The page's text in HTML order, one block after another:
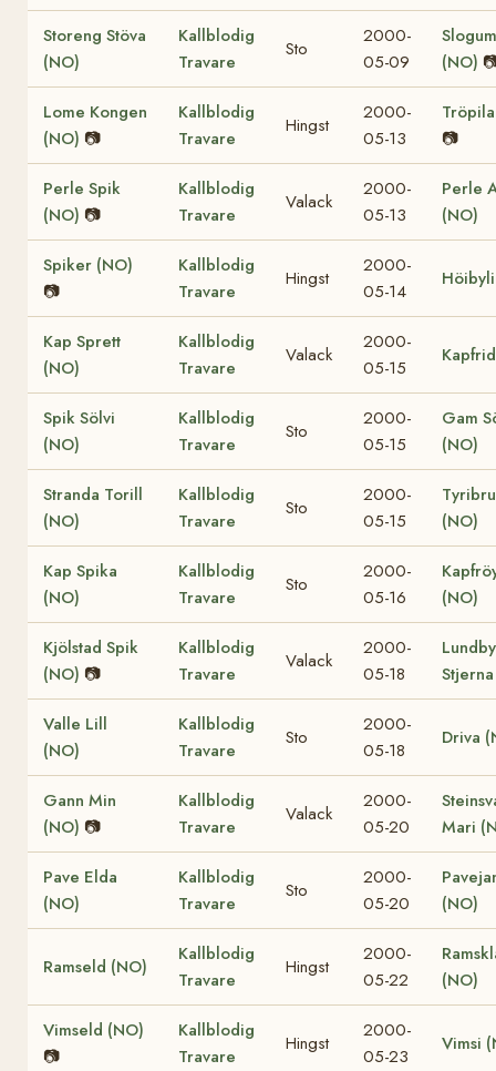
Storeng Stöva
(NO)
Kallblodig
Travare
Sto
2000-
05-09
(NO)
Lome Kongen
(NO) 📷
Kallblodig
Travare
Hingst
2000-
05-13
📷
Perle Spik
(NO) 📷
Kallblodig
Travare
Valack
2000-
05-13
Perle
(NO)
Spiker (NO)
📷
Kallblodig
Travare
Hingst
2000-
05-14
Kap Sprett
(NO)
Kallblodig
Travare
Valack
2000-
05-15
Spik Sölvi
(NO)
Kallblodig
Travare
Sto
2000-
05-15
Gam
(NO)
Stranda Torill
(NO)
Kallblodig
Travare
Sto
2000-
05-15
(NO)
Kap Spika
(NO)
Kallblodig
Travare
Sto
2000-
05-16
(NO)
Kjölstad Spik
(NO) 📷
Kallblodig
Travare
Valack
2000-
05-18
Lundby
Valle Lill
(NO)
Kallblodig
Travare
Sto
2000-
05-18
Driva
Gann Min
(NO) 📷
Kallblodig
Travare
Valack
2000-
05-20
Mari
Pave Elda
(NO)
Kallblodig
Travare
Sto
2000-
05-20
(NO)
Ramseld (NO)
Kallblodig
Travare
Hingst
2000-
05-22
(NO)
Vimseld (NO)
📷
Kallblodig
Travare
Hingst
2000-
05-23
Vimsi